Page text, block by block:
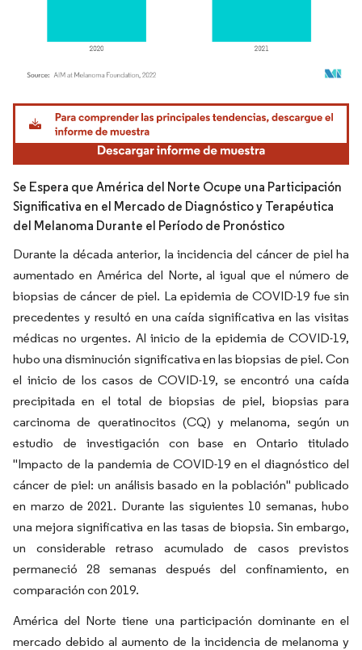
Imagen © Mordor Intelligence. El uso requiere atribución según CC BY 4.0.
Se Espera que América del Norte Ocupe una Participación
Significativa en el Mercado de Diagnóstico y Terapéutica
del Melanoma Durante el Período de Pronóstico
Durante la década anterior, la incidencia del cáncer de piel ha
aumentado en América del Norte, al igual que el número de
biopsias de cáncer de piel. La epidemia de COVID-19 fue sin
precedentes y resultó en una caída significativa en las visitas
médicas no urgentes. Al inicio de la epidemia de COVID-19,
hubo una disminución significativa en las biopsias de piel. Con
el inicio de los casos de COVID-19, se encontró una caída
precipitada en el total de biopsias de piel, biopsias para
carcinoma de queratinocitos (CQ) y melanoma, según un
estudio de investigación con base en Ontario titulado
"Impacto de la pandemia de COVID-19 en el diagnóstico del
cáncer de piel: un análisis basado en la población" publicado
en marzo de 2021. Durante las siguientes 10 semanas, hubo
una mejora significativa en las tasas de biopsia. Sin embargo,
un considerable retraso acumulado de casos previstos
permaneció 28 semanas después del confinamiento, en
comparación con 2019.
América del Norte tiene una participación dominante en el
mercado debido al aumento de la incidencia de melanoma y